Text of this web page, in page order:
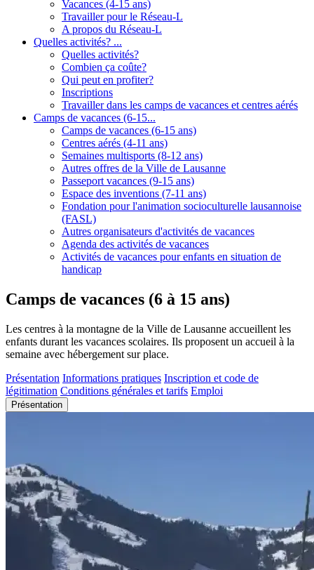
Vacances (4-15 ans)
Travailler pour le Réseau-L
A propos du Réseau-L
Quelles activités? ...
Quelles activités?
Combien ça coûte?
Qui peut en profiter?
Inscriptions
Travailler dans les camps de vacances et centres aérés
Camps de vacances (6-15...
Camps de vacances (6-15 ans)
Centres aérés (4-11 ans)
Semaines multisports (8-12 ans)
Autres offres de la Ville de Lausanne
Passeport vacances (9-15 ans)
Espace des inventions (7-11 ans)
Fondation pour l'animation socioculturelle lausannoise
(FASL)
Autres organisateurs d'activités de vacances
Agenda des activités de vacances
Activités de vacances pour enfants en situation de
handicap
Camps de vacances (6 à 15 ans)
Les centres à la montagne de la Ville de Lausanne accueillent les
enfants durant les vacances scolaires. Ils proposent un accueil à la
semaine avec hébergement sur place.
Présentation Informations pratiques Inscription et code de
légitimation Conditions générales et tarifs Emploi
Présentation